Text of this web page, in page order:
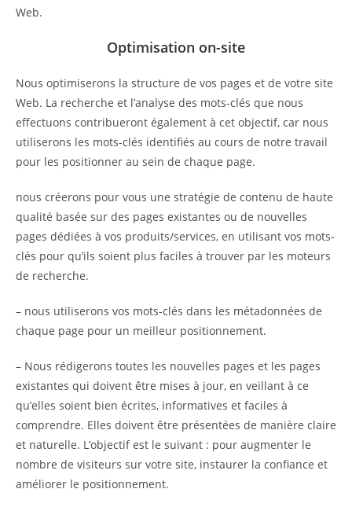
Web.
Optimisation on-site
Nous optimiserons la structure de vos pages et de votre site
Web. La recherche et l’analyse des mots-clés que nous
effectuons contribueront également à cet objectif, car nous
utiliserons les mots-clés identifiés au cours de notre travail
pour les positionner au sein de chaque page.
nous créerons pour vous une stratégie de contenu de haute
qualité basée sur des pages existantes ou de nouvelles
pages dédiées à vos produits/services, en utilisant vos mots-
clés pour qu’ils soient plus faciles à trouver par les moteurs
de recherche.
– nous utiliserons vos mots-clés dans les métadonnées de
chaque page pour un meilleur positionnement.
– Nous rédigerons toutes les nouvelles pages et les pages
existantes qui doivent être mises à jour, en veillant à ce
qu’elles soient bien écrites, informatives et faciles à
comprendre. Elles doivent être présentées de manière claire
et naturelle. L’objectif est le suivant : pour augmenter le
nombre de visiteurs sur votre site, instaurer la confiance et
améliorer le positionnement.